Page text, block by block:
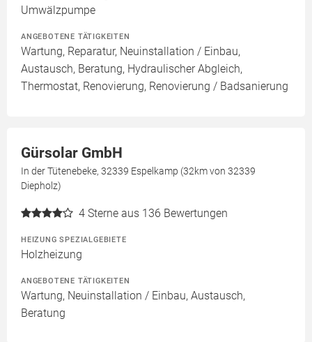
Umwälzpumpe
ANGEBOTENE TÄTIGKEITEN
Wartung, Reparatur, Neuinstallation / Einbau,
Austausch, Beratung, Hydraulischer Abgleich,
Thermostat, Renovierung, Renovierung / Badsanierung
Gürsolar GmbH
In der Tütenebeke, 32339 Espelkamp (32km von 32339
Diepholz)
4 Sterne aus 136 Bewertungen
HEIZUNG SPEZIALGEBIETE
Holzheizung
ANGEBOTENE TÄTIGKEITEN
Wartung, Neuinstallation / Einbau, Austausch,
Beratung